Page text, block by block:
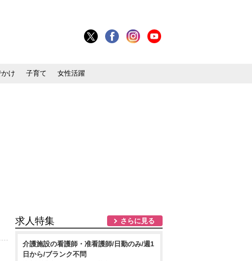
け 子育て 女性活躍
求人特集 さらに見る
介護施設の看護師・准看護師/日勤のみ/週1
日から/ブランク不問